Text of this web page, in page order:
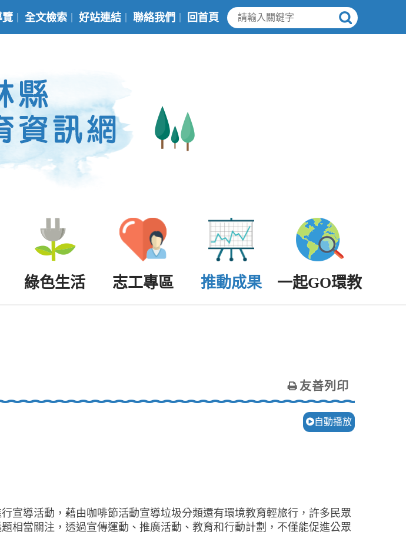
覽 全文檢索 好站連結 聯絡我們 回首頁
綠色生活 志工專區 推動成果 一起GO環教
友善列印
自動播放
宣導活動，藉由咖啡節活動宣導垃圾分類還有環境教育輕旅行，許多民眾
相當關注，透過宣傳運動、推廣活動、教育和行動計劃，不僅能促進公眾